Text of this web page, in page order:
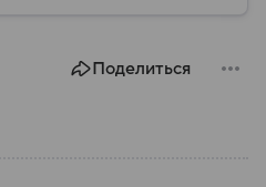
министерство, как
Поделиться